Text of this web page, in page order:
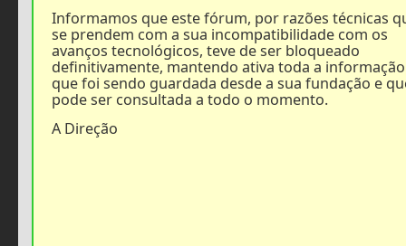
Informamos que este fórum, por razões técnicas
se prendem com a sua incompatibilidade com os
avanços tecnológicos, teve de ser bloqueado
definitivamente, mantendo ativa toda a informação
que foi sendo guardada desde a sua fundação e
pode ser consultada a todo o momento.
A Direção